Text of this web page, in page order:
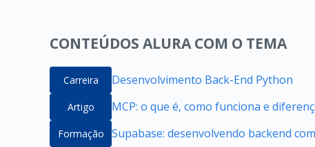
CONTEÚDOS ALURA COM O TEMA
Carreira Desenvolvimento Back-End Python
Artigo MCP: o que é, como funciona e
Formação Supabase: desenvolvendo backend